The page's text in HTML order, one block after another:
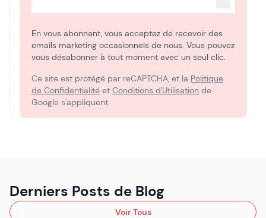
En vous abonnant, vous acceptez de recevoir des
emails marketing occasionnels de nous. Vous pouvez
vous désabonner à tout moment avec un seul clic.
Ce site est protégé par reCAPTCHA, et la Politique
de Confidentialité et Conditions d'Utilisation de
Google s'appliquent.
Derniers Posts de Blog
Voir Tous